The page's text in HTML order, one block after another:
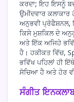
ਕਰਦਾ; ਇਹ ਇਸਨੂੰ
ਉਮੀਦਵਾਰ
ਅਨੁਭਵੀ ਪ੍ਰੋਫੈਸ਼ਨਲ,
ਕਿਸੇ ਮੁਸ਼ਕਿਲ ਦੇ
ਅਤੇ ਇੱਕ ਅਜਿਹੇ
ਹੈ। ਹਕੀਕਤ ਵਿੱਚ,
ਭਵਿੱਖ ਪਹਿਲਾਂ ਹੀ
ਸੋਚਿਆ ਹੈ ਅਤੇ ਹੋਰ
ਸੰਗੀਤ